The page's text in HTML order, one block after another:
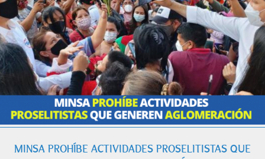
MINSA PROHÍBE ACTIVIDADES PROSELITISTAS QUE